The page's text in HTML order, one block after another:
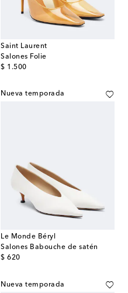
Saint Laurent
Salones Folie
$ 1.500
original price
Nueva temporada
Le Monde Béryl
Salones Babouche de satén
$ 620
original price
Nueva temporada